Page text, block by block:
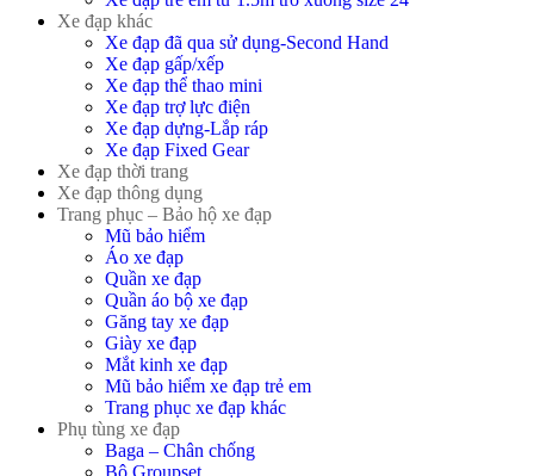
Xe đạp khác
Xe đạp đã qua sử dụng-Second Hand
Xe đạp gấp/xếp
Xe đạp thể thao mini
Xe đạp trợ lực điện
Xe đạp dựng-Lắp ráp
Xe đạp Fixed Gear
Xe đạp thời trang
Xe đạp thông dụng
Trang phục – Bảo hộ xe đạp
Mũ bảo hiểm
Áo xe đạp
Quần xe đạp
Quần áo bộ xe đạp
Găng tay xe đạp
Giày xe đạp
Mắt kinh xe đạp
Mũ bảo hiểm xe đạp trẻ em
Trang phục xe đạp khác
Phụ tùng xe đạp
Baga – Chân chống
Bộ Groupset